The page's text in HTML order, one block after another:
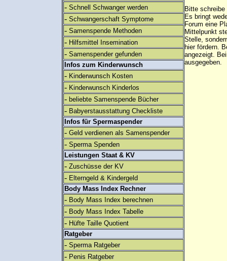
- Schnell Schwanger werden
- Schwangerschaft Symptome
- Samenspende Methoden
- Hilfsmittel Insemination
- Samenspender gefunden
Infos zum Kinderwunsch
- Kinderwunsch Kosten
- Kinderwunsch Kinderlos
- beliebte Samenspende Bücher
- Babyerstausstattung Checkliste
Infos für Spermaspender
- Geld verdienen als Samenspender
- Sperma Spenden
Leistungen Staat & KV
- Zuschüsse der KV
- Elterngeld & Kindergeld
Body Mass Index Rechner
- Body Mass Index berechnen
- Body Mass Index Tabelle
- Hüfte Taille Quotient
Ratgeber
- Sperma Ratgeber
- Penis Ratgeber
Bitte
Es bringt
Forum eine
Mittelpunkt
Stelle,
hier fördern.
angezeigt.
ausgegeben.